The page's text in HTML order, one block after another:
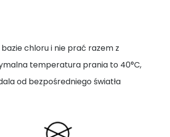
chloru i nie prać razem z
temperatura prania to 40°C,
od bezpośredniego światła